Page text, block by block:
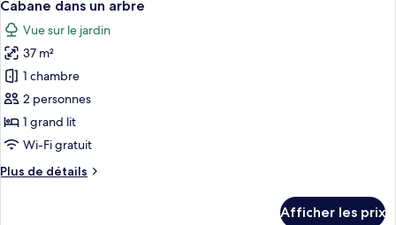
arbre
toutes
les
photos
pour
ce
type
de
chambre :
Cabane
Cabane dans un arbre
Vue sur le jardin
37 m²
1 chambre
2 personnes
1 grand lit
Wi-Fi gratuit
Plus de détails
Plus
Afficher les prix